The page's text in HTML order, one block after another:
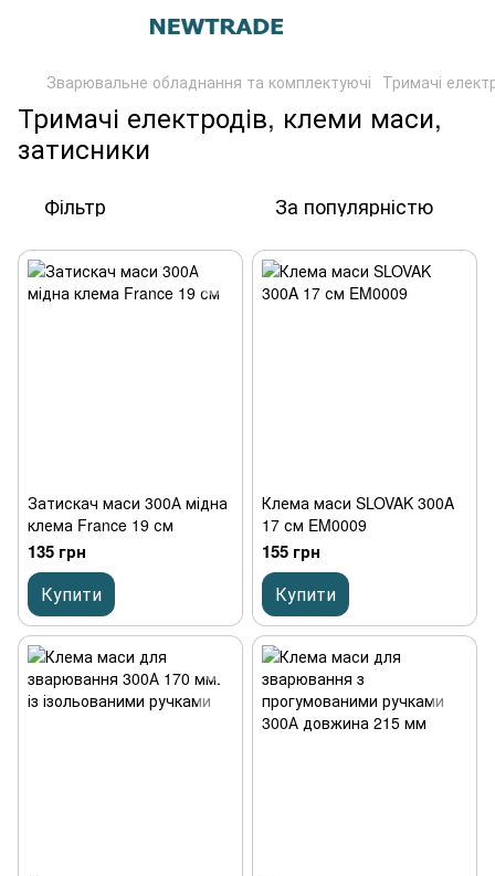
Зварювальне обладнання та комплектуючі Тримачі
Тримачі електродів, клеми маси,
затисники
Фільтр За популярністю
Затискач маси 300А мідна
клема France 19 см
135 грн
Купити
Клема маси SLOVAK 300A
17 см EM0009
155 грн
Купити